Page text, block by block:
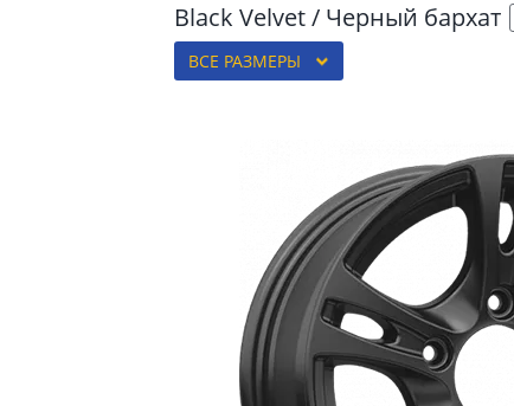
Black Velvet / Черный бархат
ВСЕ РАЗМЕРЫ